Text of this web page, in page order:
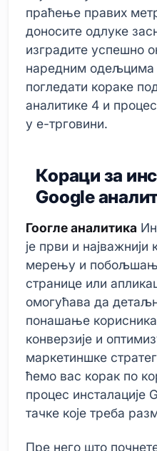
праћење правих
доносите одлуке
изградите успешно
наредним
погледати кораке
аналитике 4 и
у е-трговини.
Кораци за
Google
Гоогле аналитика
је први и
мерењу и
странице или
омогућава да
понашање
конверзије и
маркетиншке
ћемо вас корак по
процес инсталације
тачке које треба
Пре него што